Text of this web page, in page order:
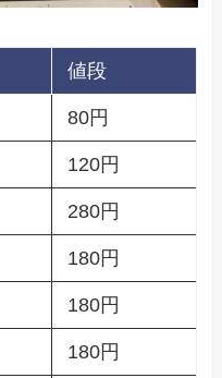
値段
80円
120円
280円
180円
180円
180円